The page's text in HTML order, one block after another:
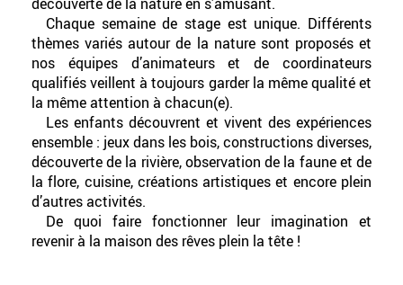
Chaque semaine de stage est unique. Différents
thèmes variés autour de la nature sont proposés et
nos équipes d’animateurs et de coordinateurs
qualifiés veillent à toujours garder la même qualité et
la même attention à chacun(e).
Les enfants découvrent et vivent des expériences
ensemble : jeux dans les bois, constructions diverses,
découverte de la rivière, observation de la faune et de
la flore, cuisine, créations artistiques et encore plein
d’autres activités.
De quoi faire fonctionner leur imagination et
revenir à la maison des rêves plein la tête !